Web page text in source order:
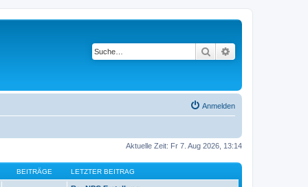
Suche
Anmelden
Aktuelle Zeit: Fr 7. Aug 2026, 13:14
BEITRÄGE LETZTER BEITRAG